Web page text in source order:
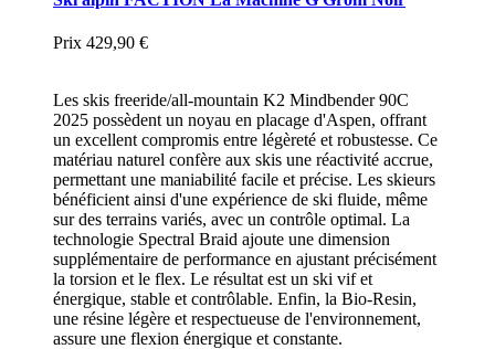
Prix 429,90 €
Les skis freeride/all-mountain K2 Mindbender 90C
2025 possèdent un noyau en placage d'Aspen, offrant
un excellent compromis entre légèreté et robustesse. Ce
matériau naturel confère aux skis une réactivité accrue,
permettant une maniabilité facile et précise. Les skieurs
bénéficient ainsi d'une expérience de ski fluide, même
sur des terrains variés, avec un contrôle optimal. La
technologie Spectral Braid ajoute une dimension
supplémentaire de performance en ajustant précisément
la torsion et le flex. Le résultat est un ski vif et
énergique, stable et contrôlable. Enfin, la Bio-Resin,
une résine légère et respectueuse de l'environnement,
assure une flexion énergique et constante.